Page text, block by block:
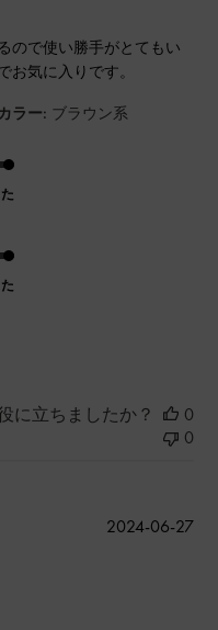
ので使い勝手がとてもい
お気に入りです。
カラー: ブラウン系
に立ちましたか？
0
0
公
2024-06-27